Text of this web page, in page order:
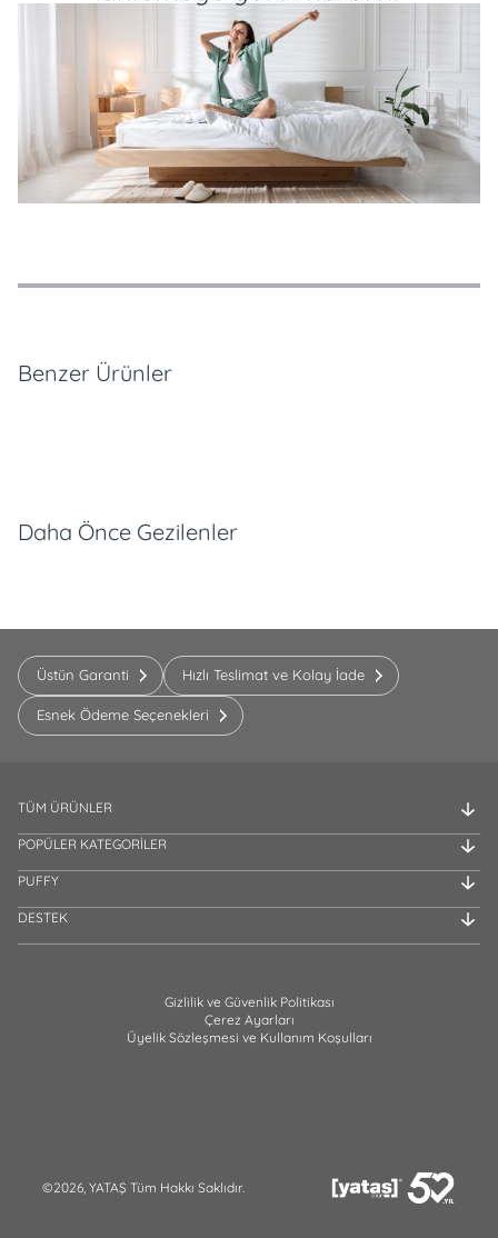
Özellikler
Ödeme Seçenekleri
Teslimat ve İade Koşulları
Benzer Ürünler
Daha Önce Gezilenler
Üstün Garanti Hızlı Teslimat ve Kolay İade
Esnek Ödeme Seçenekleri
TÜM ÜRÜNLER
POPÜLER KATEGORİLER
PUFFY
DESTEK
Gizlilik ve Güvenlik Politikası
Çerez Ayarları
Üyelik Sözleşmesi ve Kullanım Koşulları
©2026, YATAŞ Tüm Hakkı Saklıdır.